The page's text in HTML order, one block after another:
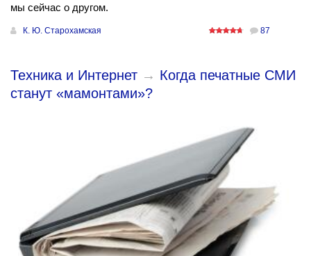
мы сейчас о другом.
К. Ю. Старохамская 87
Техника и Интернет → Когда печатные СМИ
станут «мамонтами»?